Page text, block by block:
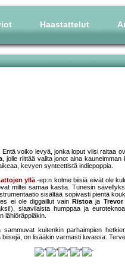
Haastattelut
voiko levyä, jonka loput viisi raitaa
, jolle riittää valita jonot aina
kevyen synteettistä indiepoppia.
yllä-ep:n kolme biisiä eivät ole
miltei samaa kastia. Tunesin
sisältää sopivasti pientä
ei ole diggaillut vain Ristoaja
slaavilaista humppaa ja
lähiöräppiäkin.
kuitenkin parhaimpien
on lisääkin varmasti luvassa.